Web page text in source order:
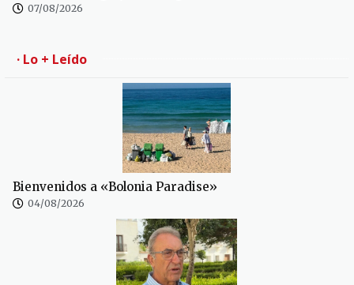
07/08/2026
· Lo + Leído
Bienvenidos a «Bolonia Paradise»
04/08/2026